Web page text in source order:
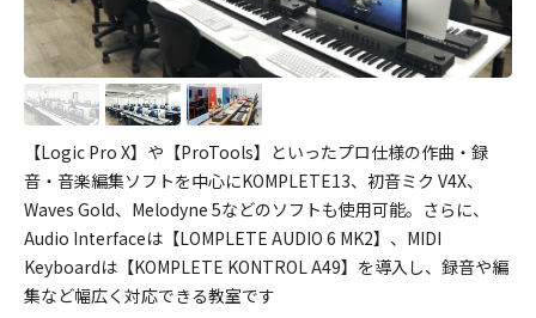
【Logic Pro X】や【ProTools】といったプロ仕様の作曲・録
音・音楽編集ソフトを中心にKOMPLETE13、初音ミク V4X、
Waves Gold、Melodyne 5などのソフトも使用可能。さらに、
Audio Interfaceは【LOMPLETE AUDIO 6 MK2】、MIDI
Keyboardは【KOMPLETE KONTROL A49】を導入し、録音や編
集など幅広く対応できる教室です